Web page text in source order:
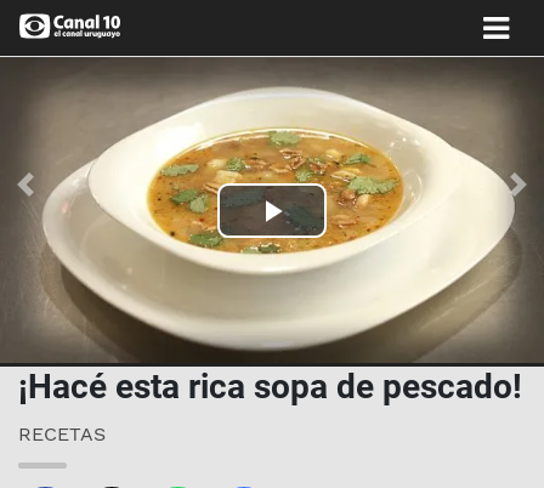
Play
Video
Anterior
¡Hacé esta rica sopa de pescado!
RECETAS